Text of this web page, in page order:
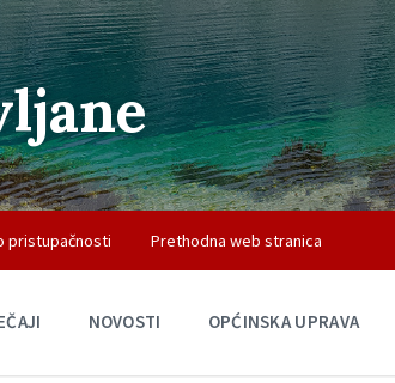
pristupačnosti Prethodna web stranica
NOVOSTI OPĆINSKA UPRAVA